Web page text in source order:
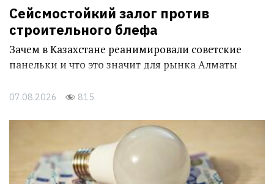
Сейсмостойкий залог против
строительного блефа
Зачем в Казахстане реанимировали советские
панельки и что это значит для рынка Алматы
07.08.2026 815